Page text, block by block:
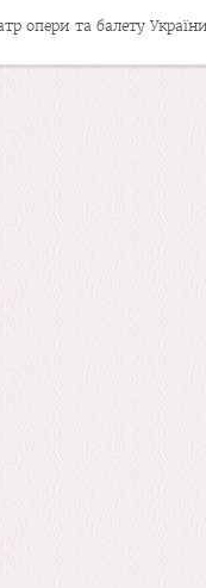
опери та балету